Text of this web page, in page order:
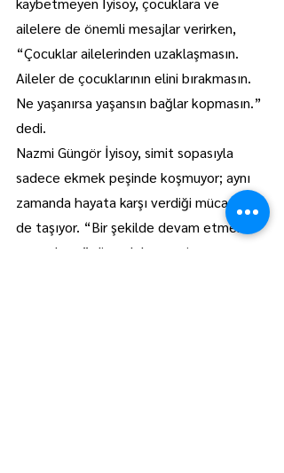
ailelere de önemli mesajlar verirken,
“Çocuklar ailelerinden uzaklaşmasın.
Aileler de çocuklarının elini bırakmasın.
Ne yaşanırsa yaşansın bağlar kopmasın.”
dedi.
Nazmi Güngör İyisoy, simit sopasıyla
sadece ekmek peşinde koşmuyor; aynı
zamanda hayata karşı verdiği mücadeleyi
de taşıyor. “Bir şekilde devam etmek
zorundayız” diyerek her yeni günün